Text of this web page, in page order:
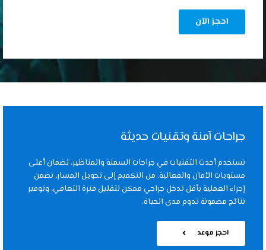
جراحات آمنة وتقنيات حديثة
نستخدم أحدث التقنيات في جراحات السمنة والمناظير، لضمان أعلى
مستويات الأمان والفعالية. من التكميم إلى تحويل المسار، نضمن
إجراء العملية بأقل تدخل جراحي ممكن لتقليل فترة التعافي، وتوفير
نتائج مضمونة تدوم مدى الحياة.
احجز موعد